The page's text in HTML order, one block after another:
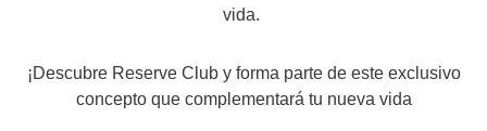
vida.
¡Descubre Reserve Cluby forma parte de este exclusivo
concepto que complementará tu nueva vida